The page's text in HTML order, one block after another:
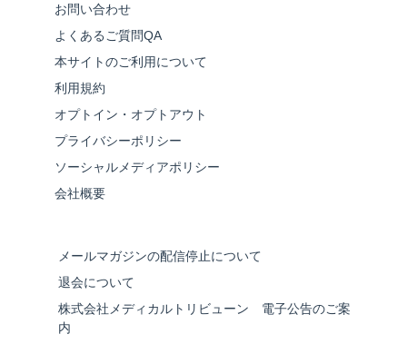
お問い合わせ
よくあるご質問QA
本サイトのご利用について
利用規約
オプトイン・オプトアウト
プライバシーポリシー
ソーシャルメディアポリシー
会社概要
メールマガジンの配信停止について
退会について
株式会社メディカルトリビューン 電子公告のご案
内